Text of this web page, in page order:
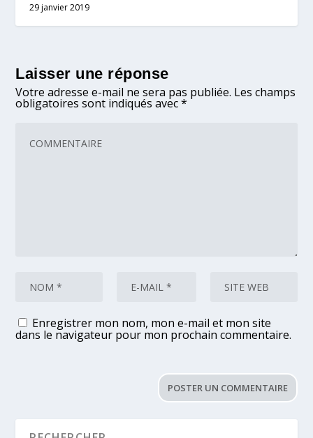
29 janvier 2019
Laisser une réponse
Votre adresse e-mail ne sera pas publiée. Les champs
obligatoires sont indiqués avec*
Enregistrer mon nom, mon e-mail et mon site
dans le navigateur pour mon prochain commentaire.